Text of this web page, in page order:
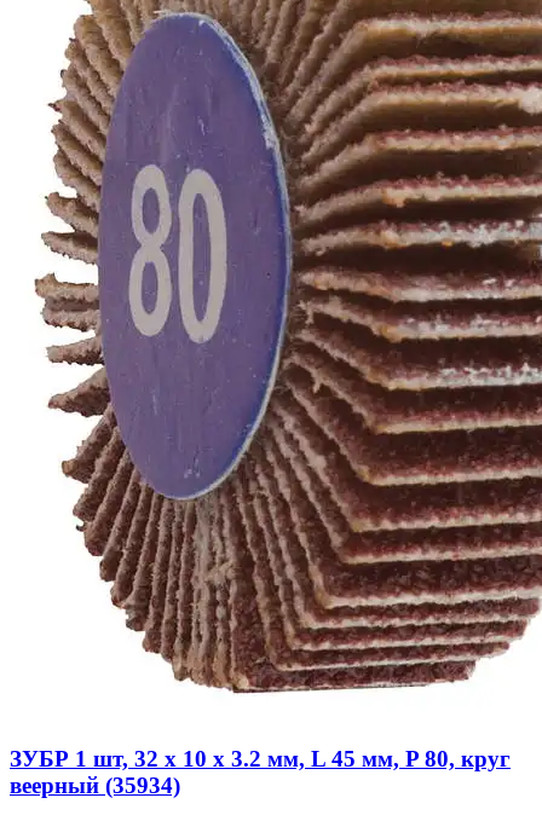
ЗУБР 1 шт, 32 x 10 x 3.2 мм, L 45 мм, P 80, круг
веерный (35934)